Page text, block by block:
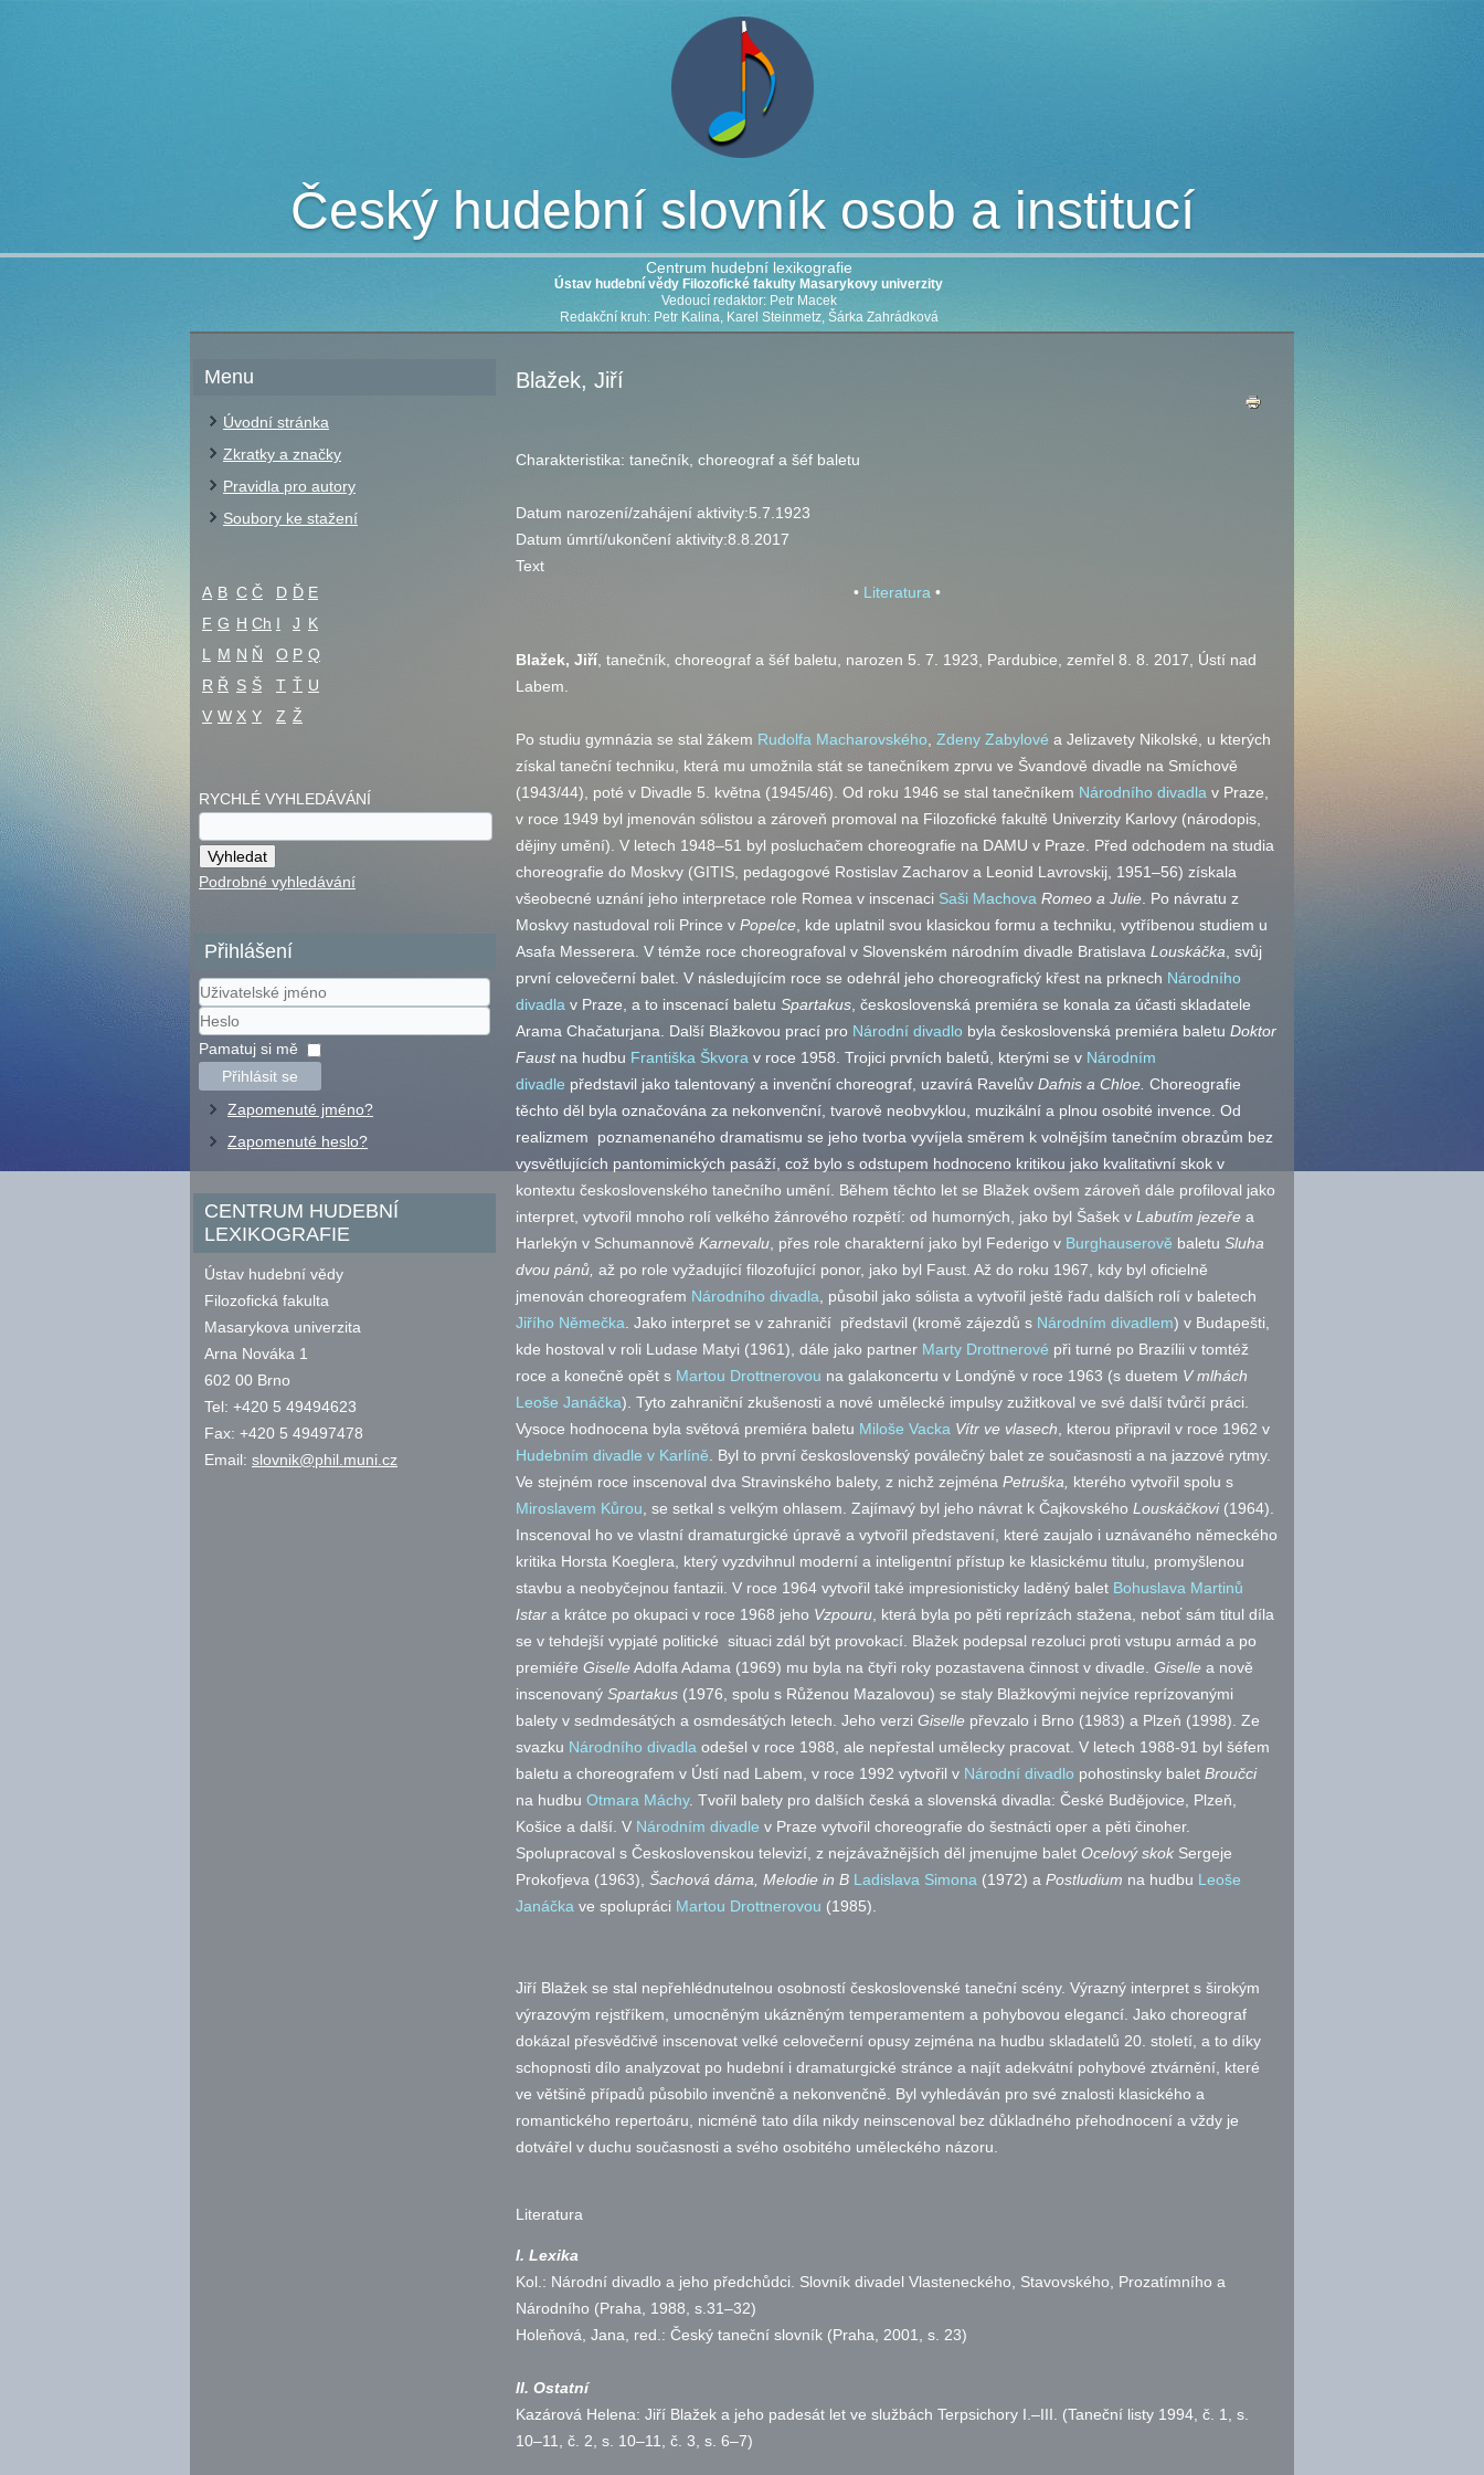
Český hudební slovník osob a institucí
Centrum hudební lexikografie
Ústav hudební vědy Filozofické fakulty Masarykovy univerzity
Vedoucí redaktor: Petr Macek
Redakční kruh: Petr Kalina, Karel Steinmetz, Šárka Zahrádková
Menu
Úvodní stránka
Zkratky a značky
Pravidla pro autory
Soubory ke stažení
A B C Č D Ď E
F G H Ch I J K
L
M N Ň O P Q
R Ř S Š T Ť U
V W X Y Z Ž
RYCHLÉ VYHLEDÁVÁNÍ
Podrobné vyhledávání
Přihlášení
Uživatelské
jméno
Heslo
Pamatuj si mě
Přihlásit se
Zapomenuté jméno?
Zapomenuté heslo?
CENTRUM HUDEBNÍ
LEXIKOGRAFIE
Ústav hudební vědy
Filozofická fakulta
Masarykova univerzita
Arna Nováka 1
602 00 Brno
Tel: +420 5 49494623
Fax: +420 5 49497478
Email: slovnik@phil.muni.cz
Blažek, Jiří
Charakteristika: tanečník, choreograf a šéf baletu
Datum narození/zahájení aktivity:5.7.1923
Datum úmrtí/ukončení aktivity:8.8.2017
Text
• Literatura •
Blažek, Jiří , tanečník, choreograf a šéf baletu, narozen 5. 7. 1923, Pardubice, zemřel 8. 8. 2017, Ústí nad
Labem.
Po studiu gymnázia se stal žákem Rudolfa Macharovského Zdeny Zabylové a Jelizavety Nikolské, u kterých
získal taneční techniku, která mu umožnila stát se tanečníkem zprvu ve Švandově divadle na Smíchově
(1943/44), poté v Divadle 5. května (1945/46). Od roku 1946 se stal tanečníkem Národního divadla v Praze,
v roce 1949 byl jmenován sólistou a zároveň promoval na Filozofické fakultě Univerzity Karlovy (národopis,
dějiny umění). V letech 1948–51 byl posluchačem choreografie na DAMU v Praze. Před odchodem na studia
choreografie do Moskvy (GITIS, pedagogové Rostislav Zacharov a Leonid Lavrovskij, 1951–56) získala
všeobecné uznání jeho interpretace role Romea v inscenaci Saši Machova Romeo a Julie . Po návratu z
Moskvy nastudoval roli Prince v Popelce , kde uplatnil svou klasickou formu a techniku, vytříbenou studiem u
Asafa Messerera. V témže roce choreografoval v Slovenském národním divadle Bratislava Louskáčka , svůj
první celovečerní balet. V následujícím roce se odehrál jeho choreografický křest na prknech Národního
divadla v Praze, a to inscenací baletu Spartakus , československá premiéra se konala za účasti skladatele
Arama Chačaturjana. Další Blažkovou prací pro Národní divadlo byla československá premiéra baletu Doktor
Faustna hudbu Františka Škvora v roce 1958. Trojici prvních baletů, kterými se v Národním
divadle představil jako talentovaný a invenční choreograf, uzavírá Ravelův Dafnis a Chloe. Choreografie
těchto děl byla označována za nekonvenční, tvarově neobvyklou, muzikální a plnou osobité invence. Od
realizmem poznamenaného dramatismu se jeho tvorba vyvíjela směrem k volnějším tanečním obrazům bez
vysvětlujících pantomimických pasáží, což bylo s odstupem hodnoceno kritikou jako kvalitativní skok v
kontextu československého tanečního umění. Během těchto let se Blažek ovšem zároveň dále profiloval jako
interpret, vytvořil mnoho rolí velkého žánrového rozpětí: od humorných, jako byl Šašek v Labutím jezeře a
Harlekýn v Schumannově Karnevalu , přes role charakterní jako byl Federigo v Burghauserově baletu Sluha
dvou pánů, až po role vyžadující filozofující ponor, jako byl Faust. Až do roku 1967, kdy byl oficielně
jmenován choreografem Národního divadla , působil jako sólista a vytvořil ještě řadu dalších rolí v baletech
Jiřího Němečka . Jako interpret se v zahraničí představil (kromě zájezdů s Národním divadlem) v Budapešti,
kde hostoval v roli Ludase Matyi (1961), dále jako partner Marty Drottnerové při turné po Brazílii v tomtéž
roce a konečně opět s Martou Drottnerovou na galakoncertu v Londýně v roce 1963 (s duetem V mlhách
Leoše Janáčka). Tyto zahraniční zkušenosti a nové umělecké impulsy zužitkoval ve své další tvůrčí práci.
Vysoce hodnocena byla světová premiéra baletu Miloše Vacka Vítr ve vlasech , kterou připravil v roce 1962 v
Hudebním divadle v Karlíně . Byl to první československý poválečný balet ze současnosti a na jazzové rytmy.
Ve stejném roce inscenoval dva Stravinského balety, z nichž zejména Petruška,
kterého vytvořil spolu s
Miroslavem Kůrou , se setkal s velkým ohlasem. Zajímavý byl jeho návrat k Čajkovského Louskáčkovi(1964).
Inscenoval ho ve vlastní dramaturgické úpravě a vytvořil představení, které zaujalo i uznávaného německého
kritika Horsta Koeglera, který vyzdvihnul moderní a inteligentní přístup ke klasickému titulu, promyšlenou
stavbu a neobyčejnou fantazii. V roce 1964 vytvořil také impresionisticky laděný balet Bohuslava Martinů
Istar a krátce po okupaci v roce 1968 jeho Vzpouru , která byla po pěti reprízách stažena, neboť sám titul díla
se v tehdejší vypjaté politické situaci zdál být provokací. Blažek podepsal rezoluci proti vstupu armád a po
premiéře GiselleAdolfa Adama (1969) mu byla na čtyři roky pozastavena činnost v divadle. Giselle a nově
inscenovaný Spartakus (1976, spolu s Růženou Mazalovou) se staly Blažkovými nejvíce reprízovanými
balety v sedmdesátých a osmdesátých letech. Jeho verzi Giselle převzalo i Brno (1983) a Plzeň (1998). Ze
svazku Národního divadla odešel v roce 1988, ale nepřestal umělecky pracovat. V letech 1988-91 byl šéfem
baletu a choreografem v Ústí nad Labem, v roce 1992 vytvořil v Národní divadlo pohostinsky balet Broučci
na hudbu Otmara Máchy. Tvořil balety pro dalších česká a slovenská divadla: České Budějovice, Plzeň,
Košice a další. V Národním divadle v Praze vytvořil choreografie do šestnácti oper a pěti činoher.
Spolupracoval s Československou televizí, z nejzávažnějších děl jmenujme balet Ocelový skok Sergeje
Prokofjeva (1963), Šachová dáma, Melodie in B Ladislava Simona (1972) a Postludium na hudbu Leoše
Janáčka ve spolupráci Martou Drottnerovou (1985).
Jiří Blažek se stal nepřehlédnutelnou osobností československé taneční scény. Výrazný interpret s širokým
výrazovým rejstříkem, umocněným ukázněným temperamentem a pohybovou elegancí. Jako choreograf
dokázal přesvědčivě inscenovat velké celovečerní opusy zejména na hudbu skladatelů 20. století, a to díky
schopnosti dílo analyzovat po hudební i dramaturgické stránce a najít adekvátní pohybové ztvárnění, které
ve většině případů působilo invenčně a nekonvenčně. Byl vyhledáván pro své znalosti klasického a
romantického repertoáru, nicméně tato díla nikdy neinscenoval bez důkladného přehodnocení a vždy je
dotvářel v duchu současnosti a svého osobitého uměleckého názoru.
Literatura
I. Lexika
Kol.: Národní divadlo a jeho předchůdci. Slovník divadel Vlasteneckého, Stavovského, Prozatímního a
Národního (Praha, 1988, s.31–32)
Holeňová, Jana, red.: Český taneční slovník (Praha, 2001,
s. 23)
II. Ostatní
Kazárová Helena: Jiří Blažek a jeho padesát let ve službách Terpsichory I.–III. (Taneční listy 1994, č. 1,
s.
10–11, č. 2, s. 10–11, č. 3, s. 6–7)